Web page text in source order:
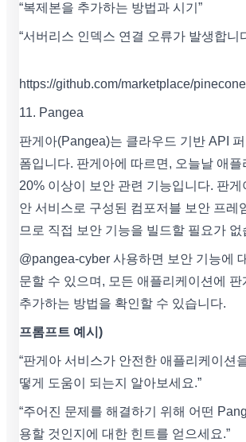
“복제본을 추가하는 방법과 시기”
“서버리스 인덱스 연결 오류가 발생합니
https://github.com/marketplace/
11. Pangea
판게아(Pangea)는 클라우드 기반 API
폼입니다. 판게아에 따르면, 오늘날 애플
20% 이상이 보안 관련 기능입니다. 판게
안 서비스로 구성된 컴포저블 보안 프레
므로 직접 보안 기능을 빌드할 필요가 없
@pangea-cyber 사용하면 보안 기능에
문할 수 있으며, 모든 애플리케이션에
추가하는 방법을 확인할 수 있습니다.
프롬프트 예시)
“판게아 서비스가 안전한 애플리케이션
떻게 도움이 되는지 알아보세요.”
“주어진 문제를 해결하기 위해 어떤
용할 것인지에 대한 힌트를 얻으세요.”